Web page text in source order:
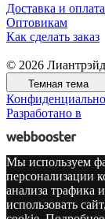
Доставка и оплата
Оптовикам
Как сделать заказ
© 2026 Лиантрэйд
Темная тема
Разработано в
Мы используем
персонализации
анализа трафика
использовать